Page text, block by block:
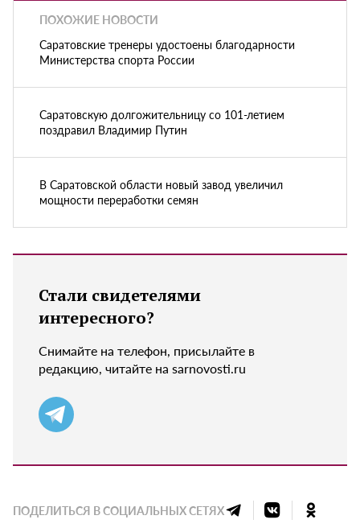
ПОХОЖИЕ НОВОСТИ
Саратовские тренеры удостоены благодарности
Министерства спорта России
Саратовскую долгожительницу со 101-летием
поздравил Владимир Путин
В Саратовской области новый завод увеличил
мощности переработки семян
Стали свидетелями
интересного?
Снимайте на телефон, присылайте в
редакцию, читайте на sarnovosti.ru
ПОДЕЛИТЬСЯ В СОЦИАЛЬНЫХ СЕТЯХ